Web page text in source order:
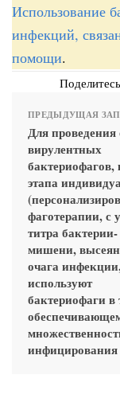
Использование
инфекций,
помощи.
ПРЕДЫДУЩАЯ
Для проведения
вирулентных
бактериофагов,
этапа
фаготерапии, с
титра бактерии-
мишени,
очага
используют
бактериофаги в
инфицирования